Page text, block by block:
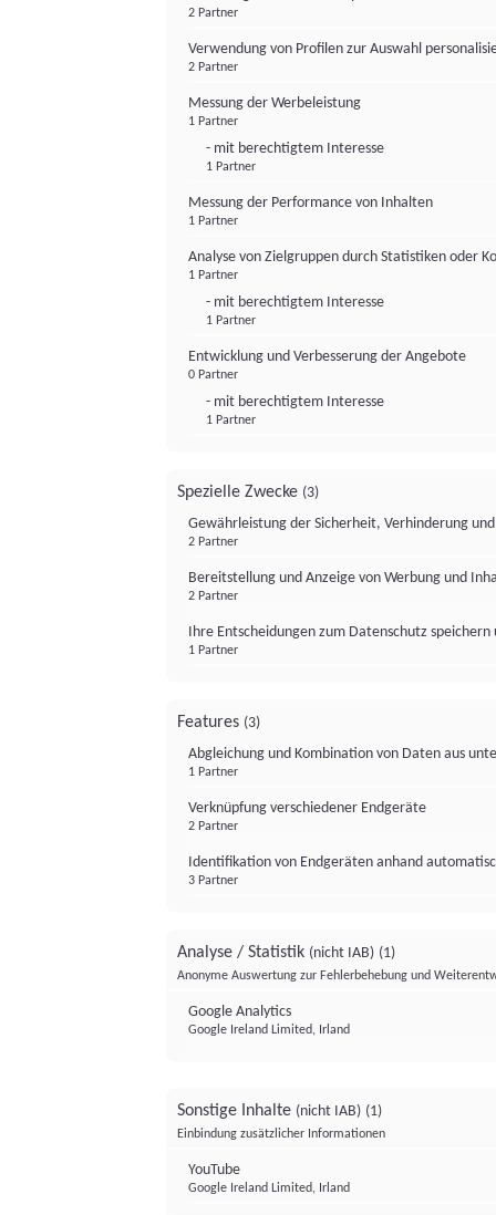
2 Partner
Verwendung von Profilen zur Auswahl
2 Partner
Messung der Werbeleistung
1 Partner
- mit berechtigtem Interesse
1 Partner
Messung der Performance von Inhalten
1 Partner
Analyse von Zielgruppen durch Statistiken oder
1 Partner
- mit berechtigtem Interesse
1 Partner
Entwicklung und Verbesserung der Angebote
0 Partner
- mit berechtigtem Interesse
1 Partner
Spezielle Zwecke (3)
Gewährleistung der Sicherheit, Verhinderung
2 Partner
Bereitstellung und Anzeige von Werbung und
2 Partner
Ihre Entscheidungen zum Datenschutz
1 Partner
Features (3)
Abgleichung und Kombination von Daten aus
1 Partner
Verknüpfung verschiedener Endgeräte
2 Partner
Identifikation von Endgeräten anhand
3 Partner
Analyse / Statistik (nicht IAB) (1)
Anonyme Auswertung zur Fehlerbehebung und
Google Analytics
Google Ireland Limited, Irland
Sonstige Inhalte (nicht IAB) (1)
Einbindung zusätzlicher Informationen
YouTube
Google Ireland Limited, Irland